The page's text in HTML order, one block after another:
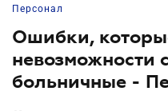
Персонал
Ошибки,
невозможности
больничные -